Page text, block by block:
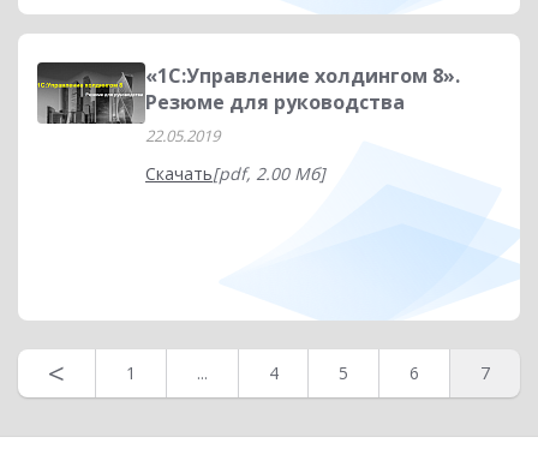
«1С:Управление холдингом 8».
Резюме для руководства
22.05.2019
Скачать[pdf, 2.00 Мб]
< 1 ... 4 5 6 7